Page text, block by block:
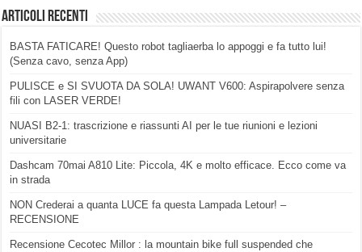
Articoli Recenti
BASTA FATICARE! Questo robot tagliaerba lo appoggi e fa tutto lui!
(Senza cavo, senza App)
PULISCE e SI SVUOTA DA SOLA! UWANT V600: Aspirapolvere senza
fili con LASER VERDE!
NUASI B2-1: trascrizione e riassunti AI per le tue riunioni e lezioni
universitarie
Dashcam 70mai A810 Lite: Piccola, 4K e molto efficace. Ecco come va
in strada
NON Crederai a quanta LUCE fa questa Lampada Letour! –
RECENSIONE
Recensione Cecotec Millor : la mountain bike full suspended che